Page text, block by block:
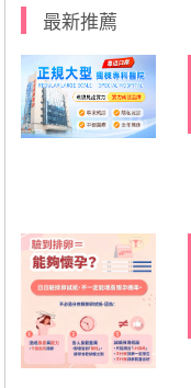
最新推薦